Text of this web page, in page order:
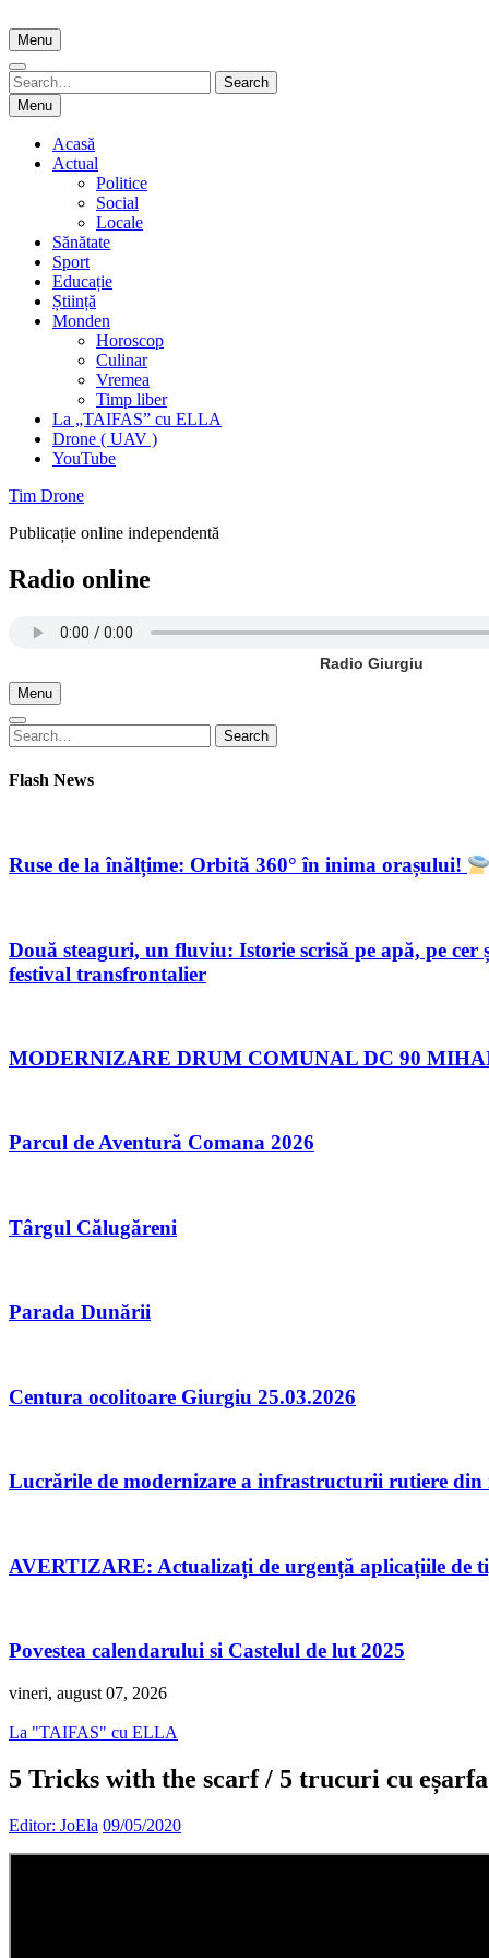
to
content
Menu
Search
for:
Search
Menu
Acasă
Actual
Politice
Social
Locale
Sănătate
Sport
Educație
Știință
Monden
Horoscop
Culinar
Vremea
Timp liber
La „TAIFAS” cu ELLA
Drone ( UAV )
YouTube
Tim Drone
Publicație online independentă
Radio online
Radio Giurgiu
Menu
Search
for:
Search
Flash News
Ruse de la înălțime: Orbită 360° în inima orașului!
Două steaguri, un fluviu: Istorie scrisă pe apă, pe
festival transfrontalier
MODERNIZARE DRUM COMUNAL DC 90
Parcul de Aventură Comana 2026
Târgul Călugăreni
Parada Dunării
Centura ocolitoare Giurgiu 25.03.2026
Lucrările de modernizare a infrastructurii rutiere din
AVERTIZARE: Actualizați de urgență aplicațiile de
Povestea calendarului si Castelul de lut 2025
vineri, august 07, 2026
La "TAIFAS" cu ELLA
5 Tricks with the scarf / 5 trucuri cu eșarfa
Editor: JoEla 09/05/2020